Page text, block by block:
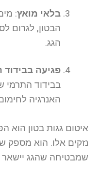
בלאי מואץ:
הבטון, לגרום
הגג.
פגיעה בבידוד
בבידוד התרמי
האנרגיה
איטום גגות בטון הוא
נזקים אלו. הוא מספק
שמבטיחה שהגג יישאר